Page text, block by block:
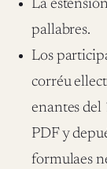
La
pallabres.
Los
corréu
enantes del
PDF y
formulaes